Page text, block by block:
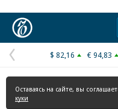
Предыдущая
страница
$ 82,16 € 94,83
Оставаясь на сайте, вы
куки